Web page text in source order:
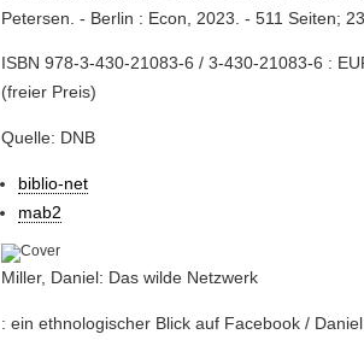
Petersen. - Berlin : Econ, 2023. - 511 Seiten;
ISBN 978-3-430-21083-6 / 3-430-21083-6 :
(freier Preis)
Quelle: DNB
biblio-net
mab2
Miller, Daniel: Das wilde Netzwerk
: ein ethnologischer Blick auf Facebook /